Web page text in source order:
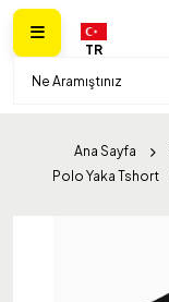
TR
Ana Sayfa
Polo Yaka Tshort